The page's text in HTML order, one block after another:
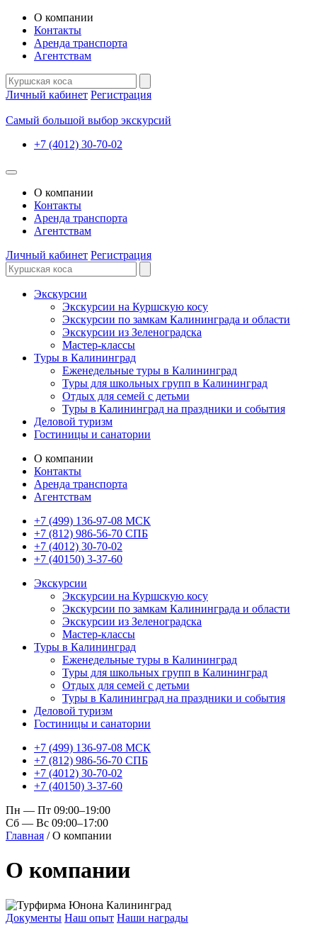
О компании
Контакты
Аренда транспорта
Агентствам
Личный кабинет Регистрация
Самый большой выбор экскурсий
+7 (4012) 30-70-02
О компании
Контакты
Аренда транспорта
Агентствам
Личный кабинет Регистрация
Экскурсии
Экскурсии на Куршскую косу
Экскурсии по замкам Калининграда и области
Экскурсии из Зеленоградска
Мастер-классы
Туры в Калининград
Еженедельные туры в Калининград
Туры для школьных групп в Калининград
Отдых для семей с детьми
Туры в Калининград на праздники и события
Деловой туризм
Гостиницы и санатории
О компании
Контакты
Аренда транспорта
Агентствам
+7 (499) 136-97-08 МСК
+7 (812) 986-56-70 СПБ
+7 (4012) 30-70-02
+7 (40150) 3-37-60
Экскурсии
Экскурсии на Куршскую косу
Экскурсии по замкам Калининграда и области
Экскурсии из Зеленоградска
Мастер-классы
Туры в Калининград
Еженедельные туры в Калининград
Туры для школьных групп в Калининград
Отдых для семей с детьми
Туры в Калининград на праздники и события
Деловой туризм
Гостиницы и санатории
+7 (499) 136-97-08 МСК
+7 (812) 986-56-70 СПБ
+7 (4012) 30-70-02
+7 (40150) 3-37-60
Пн — Пт 09:00–19:00
Сб — Вс 09:00–17:00
Главная /О компании
О компании
Документы Наш опыт Наши награды